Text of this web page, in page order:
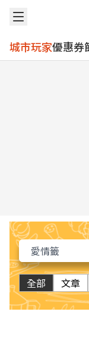
城市玩家優惠券
全部 文章